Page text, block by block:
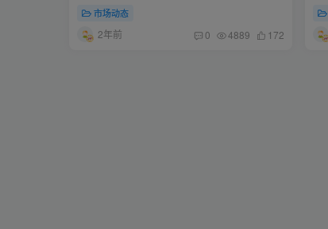
市场动态
2年前 0 4889 172